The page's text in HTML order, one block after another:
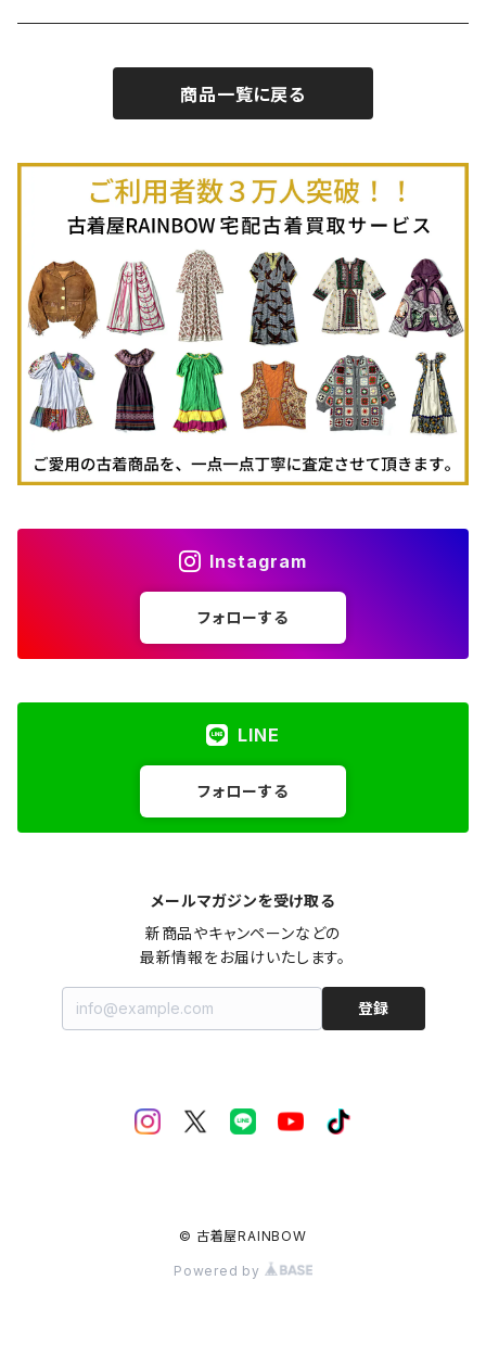
古着ポロシャツ
古着長袖ポロシャツ
古着スウェット
古着パーカー
古着タンクトップ
古着羽織り
古着ミニ丈スカート (丈56-75cm)
Autumn / Winter
商品一覧に戻る
Instagram
フォローする
LINE
フォローする
メールマガジンを受け取る
新商品やキャンペーンなどの
最新情報をお届けいたします。
登録
© 古着屋RAINBOW
Powered by